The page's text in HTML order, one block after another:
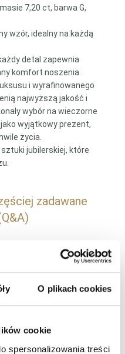
O plikach cookies
cookie
spersonalizowania treści
7,20 ct, barwa G,
wzór, idealny na każdą
detal zapewnia
komfort noszenia.
i wyrafinowanego
najwyższą jakość i
wybór na wieczorne
wyjątkowy prezent,
życia.
jubilerskiej, które
zadawane
przedmiotu?